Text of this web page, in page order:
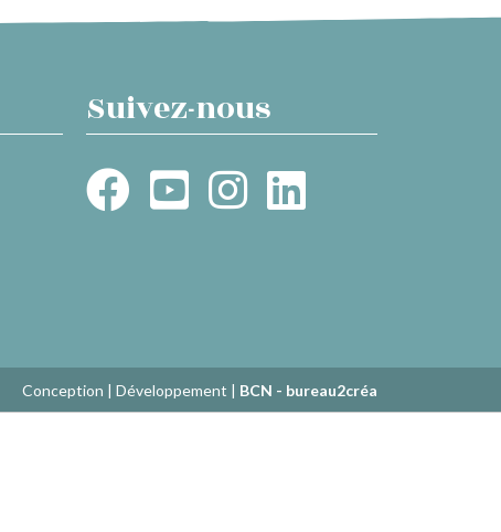
Suivez-nous
Conception | Développement | BCN - bureau2créa